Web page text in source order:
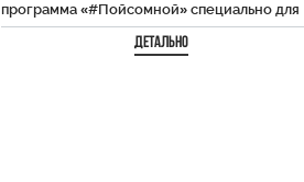
программа «#Пойсомной» специально для
вас. Вы услышите только хиты, и…
Детально